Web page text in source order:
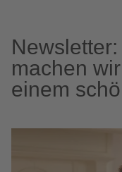
machen
einem